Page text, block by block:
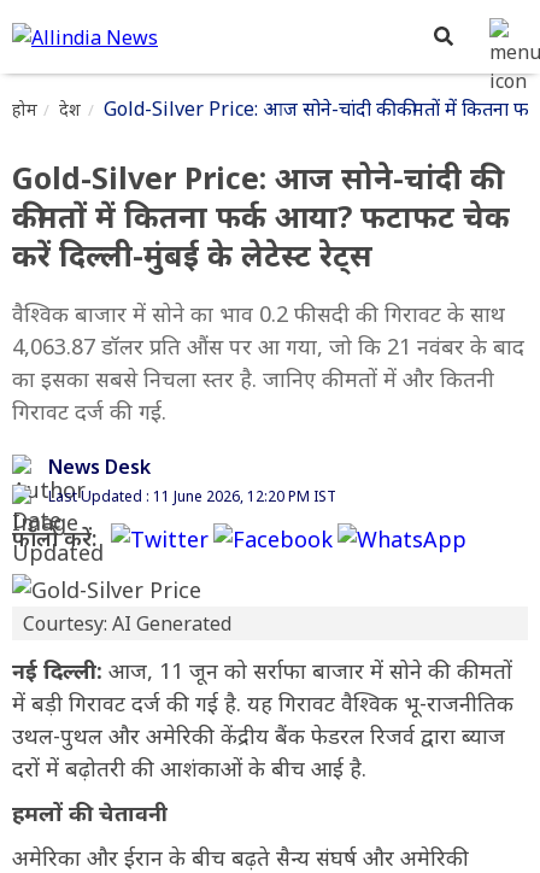
होम देश Gold-Silver Price: आज सोने-चांदी की कीमतों में कितना
Gold-Silver Price: आज सोने-चांदी की
कीमतों में कितना फर्क आया? फटाफट चेक
करें दिल्ली-मुंबई के लेटेस्ट रेट्स
वैश्विक बाजार में सोने का भाव 0.2 फीसदी की गिरावट के साथ
4,063.87 डॉलर प्रति औंस पर आ गया, जो कि 21 नवंबर के बाद
का इसका सबसे निचला स्तर है. जानिए कीमतों में और कितनी
गिरावट दर्ज की गई.
News Desk
Last Updated : 11 June 2026, 12:20 PM IST
फॉलो करें:
Courtesy: AI Generated
नई दिल्ली: आज, 11 जून को सर्राफा बाजार में सोने की कीमतों
में बड़ी गिरावट दर्ज की गई है. यह गिरावट वैश्विक भू-राजनीतिक
उथल-पुथल और अमेरिकी केंद्रीय बैंक फेडरल रिजर्व द्वारा ब्याज
दरों में बढ़ोतरी की आशंकाओं के बीच आई है.
हमलों की चेतावनी
अमेरिका और ईरान के बीच बढ़ते सैन्य संघर्ष और अमेरिकी